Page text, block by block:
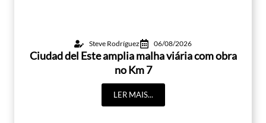
Steve Rodríguez 06/08/2026
Ciudad del Este amplia malha viária com obra
no Km 7
LER MAIS...